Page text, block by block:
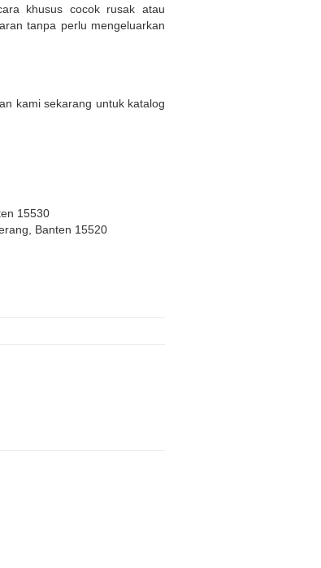
khusus cocok rusak atau
tanpa perlu mengeluarkan
kami sekarang untuk katalog
15530
Banten 15520